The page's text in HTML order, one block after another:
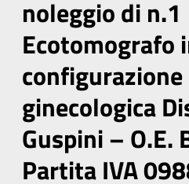
noleggio di n.1
Ecotomografo
ginecologica
Guspini – O.E.
Partita IVA